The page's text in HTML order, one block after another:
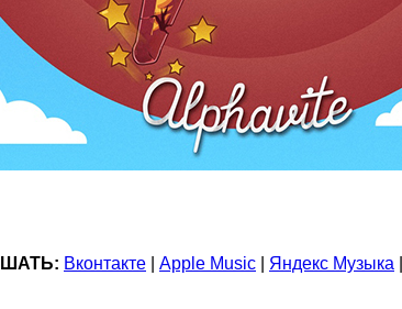
Вконтакте Apple Music Яндекс Музыка